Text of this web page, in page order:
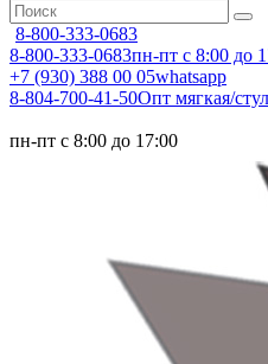
8-800-333-0683
8-800-333-0683пн-пт с 8:00 до
+7 (930) 388 00 05whatsapp
8-804-700-41-50Опт мягкая/
пн-пт с 8:00 до 17:00